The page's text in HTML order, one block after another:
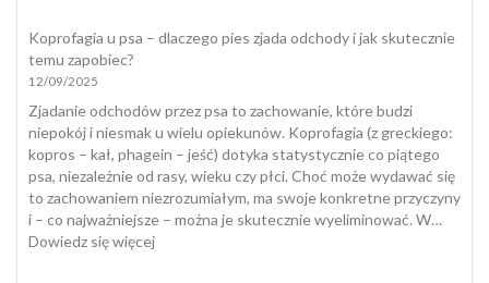
się
Koprofagia u psa – dlaczego pies zjada odchody i jak skutecznie
temu zapobiec?
12/09/2025
Zjadanie odchodów przez psa to zachowanie, które budzi
niepokój i niesmak u wielu opiekunów. Koprofagia (z greckiego:
kopros – kał, phagein – jeść) dotyka statystycznie co piątego
psa, niezależnie od rasy, wieku czy płci. Choć może wydawać się
to zachowaniem niezrozumiałym, ma swoje konkretne przyczyny
i – co najważniejsze – można je skutecznie wyeliminować. W…
Dowiedz się więcej: